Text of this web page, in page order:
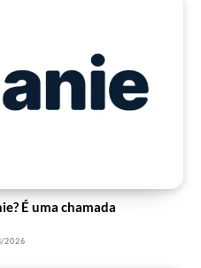
É uma chamada
2026